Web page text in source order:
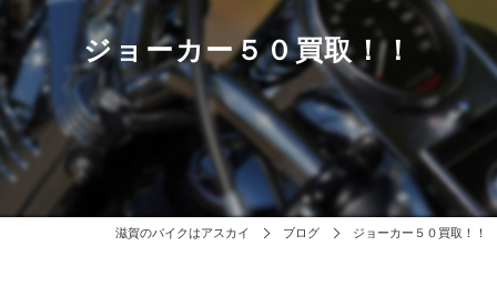
ジョーカー５０買取！！
滋賀のバイクはアスカイ ブログ ジョーカー５０買取！！